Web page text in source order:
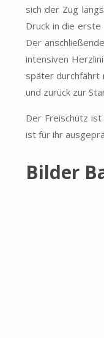
sich der Zug
Druck in die
Der
intensiven
später durchfährt
und zurück zur
Der Freischütz
ist für ihr
Bilder